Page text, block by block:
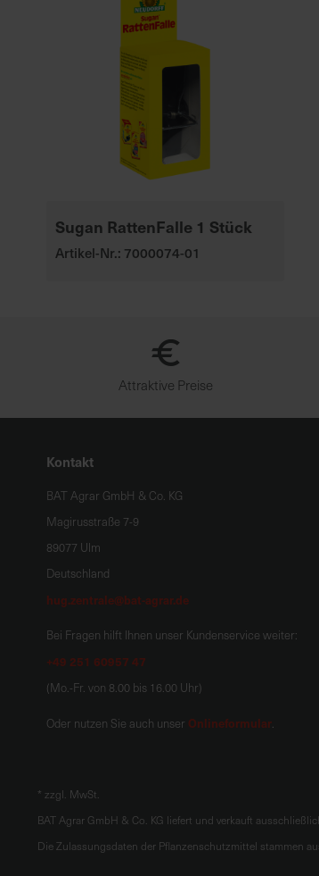
Sugan RattenFalle 1 Stück
Artikel-Nr.: 7000074-01
Attraktive Preise
Kontakt
BAT Agrar GmbH & Co. KG
Magirusstraße 7-9
89077 Ulm
Deutschland
hug.zentrale@bat-agrar.de
Bei Fragen hilft Ihnen unser Kundenservice weiter:
+49 251 60957 47
(Mo.-Fr. von 8.00 bis 16.00 Uhr)
Oder nutzen Sie auch unser Onlineformular.
* zzgl. MwSt.
BAT Agrar GmbH & Co. KG liefert und verkauft
Die Zulassungsdaten der Pflanzenschutzmittel stammen